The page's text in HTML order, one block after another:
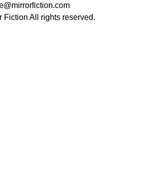
Fiction All rights reserved.